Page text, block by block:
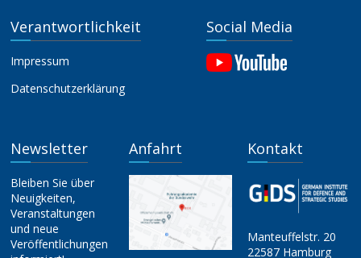
Verantwortlichkeit
Impressum
Datenschutzerklärung
Social Media
Newsletter
Bleiben Sie über
Neuigkeiten,
Veranstaltungen
und neue
Veröffentlichungen
Anfahrt Kontakt
Manteuffelstr. 20
22587 Hamburg